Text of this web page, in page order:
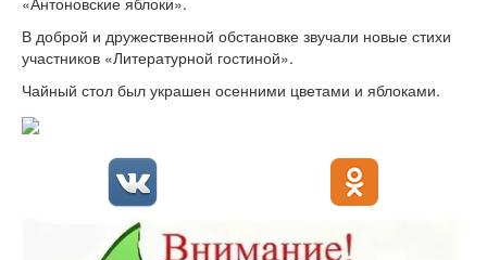
В доброй и дружественной обстановке звучали новые стихи
участников «Литературной гостиной».
Чайный стол был украшен осенними цветами и яблоками.